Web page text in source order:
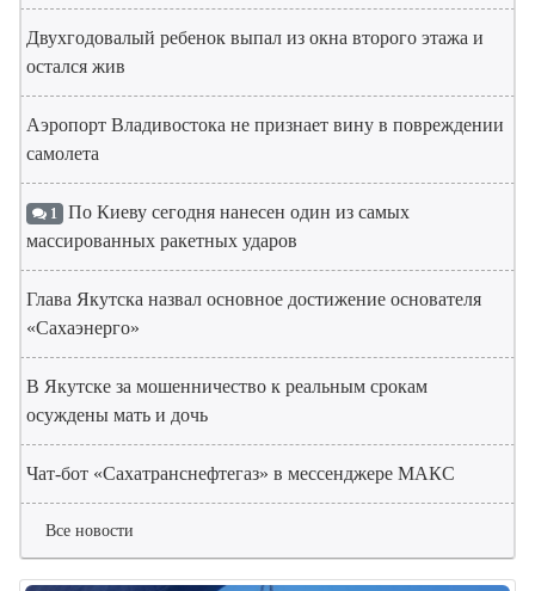
Двухгодовалый ребенок выпал из окна второго этажа и
остался жив
Аэропорт Владивостока не признает вину в повреждении
самолета
1 По Киеву сегодня нанесен один из самых
массированных ракетных ударов
Глава Якутска назвал основное достижение основателя
«Сахаэнерго»
В Якутске за мошенничество к реальным срокам
осуждены мать и дочь
Чат-бот «Сахатранснефтегаз» в мессенджере МАКС
Все новости